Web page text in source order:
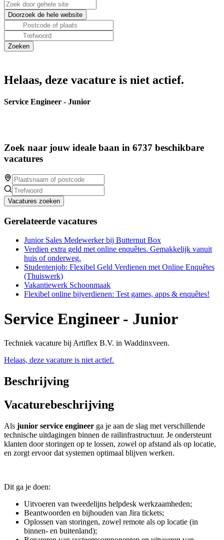
Helaas, deze vacature is niet actief.
Service Engineer - Junior
Zoek naar jouw ideale baan in 6737 beschikbare
vacatures
Vacatures zoeken
Gerelateerde vacatures
Junior Sales Medewerker bij Butternut Box
Verdien extra geld met online enquêtes. Gemakkelijk vanuit
huis of onderweg.
Studentenjob: Flexibel Geld Verdienen met Online Enquêtes
(Thuiswerk)
Vakantiewerk Schoonmaak
Flexibel online bijverdienen: Test games, apps & enquêtes!
Service Engineer - Junior
Techniek vacature bij Artiflex B.V. in Waddinxveen.
Helaas, deze vacature is niet actief.
Beschrijving
Vacaturebeschrijving
Als junior service engineer ga je aan de slag met verschillende
technische uitdagingen binnen de railinfrastructuur. Je ondersteunt
klanten door storingen op te lossen, zowel op afstand als op locatie,
en zorgt ervoor dat systemen optimaal blijven werken.
Dit ga je doen:
Uitvoeren van tweedelijns helpdesk werkzaamheden;
Beantwoorden en bijhouden van Jira tickets;
Oplossen van storingen, zowel remote als op locatie (in
binnen- en buitenland);